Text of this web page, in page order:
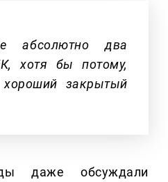
абсолютно два
хотя бы потому,
закрытый
даже обсуждали